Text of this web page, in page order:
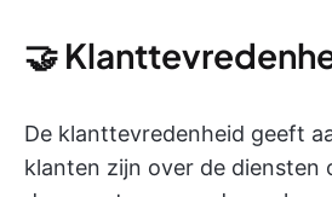
🤝
De klanttevredenheid geeft
klanten zijn over de diensten